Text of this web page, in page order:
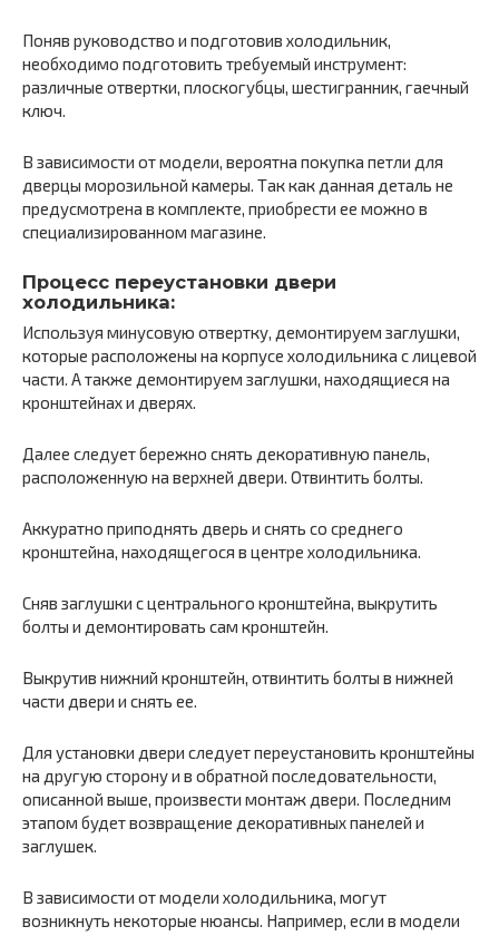
Поняв руководство и подготовив холодильник,
необходимо подготовить требуемый инструмент:
различные отвертки, плоскогубцы, шестигранник, гаечный
ключ.
В зависимости от модели, вероятна покупка петли для
дверцы морозильной камеры. Так как данная деталь не
предусмотрена в комплекте, приобрести ее можно в
специализированном магазине.
Процесс переустановки двери
холодильника:
Используя минусовую отвертку, демонтируем заглушки,
которые расположены на корпусе холодильника с лицевой
части. А также демонтируем заглушки, находящиеся на
кронштейнах и дверях.
Далее следует бережно снять декоративную панель,
расположенную на верхней двери. Отвинтить болты.
Аккуратно приподнять дверь и снять со среднего
кронштейна, находящегося в центре холодильника.
Сняв заглушки с центрального кронштейна, выкрутить
болты и демонтировать сам кронштейн.
Выкрутив нижний кронштейн, отвинтить болты в нижней
части двери и снять ее.
Для установки двери следует переустановить кронштейны
на другую сторону и в обратной последовательности,
описанной выше, произвести монтаж двери. Последним
этапом будет возвращение декоративных панелей и
заглушек.
В зависимости от модели холодильника, могут
возникнуть некоторые нюансы. Например, если в модели